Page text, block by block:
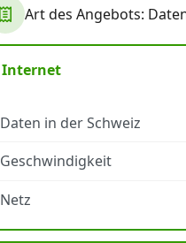
Art des Angebots:
Internet
Daten in der Schweiz
Geschwindigkeit
Netz